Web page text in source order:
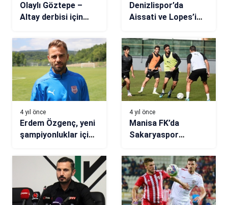
Olaylı Göztepe –
Altay derbisi için
Denizlispor’da
Aissati ve Lopes’i
4 yıl önce
Erdem Özgenç, yeni
şampiyonluklar için
4 yıl önce
Manisa FK’da
Sakaryaspor